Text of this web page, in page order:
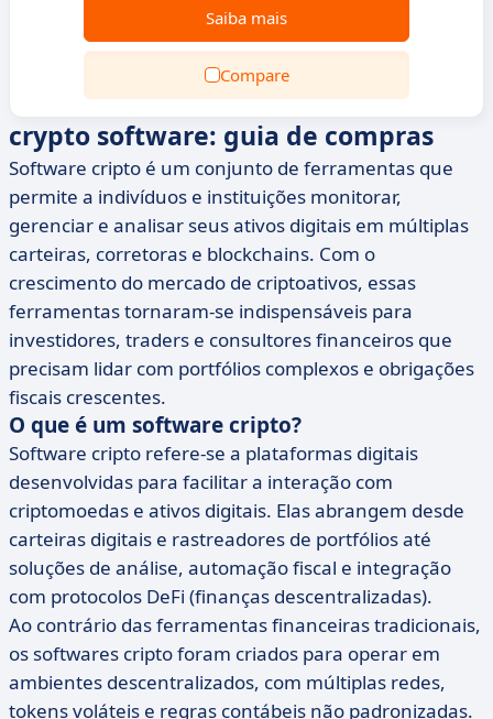
Saiba mais
Compare
crypto software: guia de compras
Software cripto é um conjunto de ferramentas que
permite a indivíduos e instituições monitorar,
gerenciar e analisar seus ativos digitais em múltiplas
carteiras, corretoras e blockchains. Com o
crescimento do mercado de criptoativos, essas
ferramentas tornaram-se indispensáveis para
investidores, traders e consultores financeiros que
precisam lidar com portfólios complexos e obrigações
fiscais crescentes.
O que é um software cripto?
Software cripto refere-se a plataformas digitais
desenvolvidas para facilitar a interação com
criptomoedas e ativos digitais. Elas abrangem desde
carteiras digitais e rastreadores de portfólios até
soluções de análise, automação fiscal e integração
com protocolos DeFi (finanças descentralizadas).
Ao contrário das ferramentas financeiras tradicionais,
os softwares cripto foram criados para operar em
ambientes descentralizados, com múltiplas redes,
tokens voláteis e regras contábeis não padronizadas.